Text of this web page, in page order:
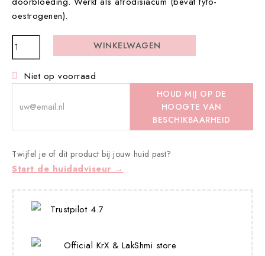
oestrogenen).
WINKELWAGEN
 Niet op voorraad
HOUD MIJ OP DE
HOOGTE VAN
BESCHIKBAARHEID
Twijfel je of dit product bij jouw huid past?
Start de huidadviseur →
Trustpilot 4.7
Official KrX & LakShmi store